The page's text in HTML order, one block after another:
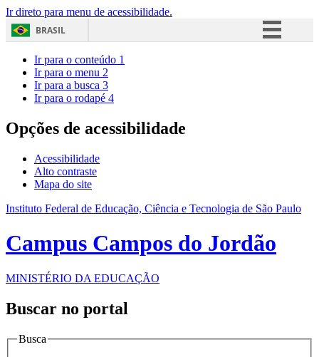
Ir direto para menu de acessibilidade.
BRASIL
Acesso à informação
Ir para o conteúdo 1
Ir para o menu 2
Ir para a busca 3
Ir para o rodapé 4
Opções de acessibilidade
Acessibilidade
Alto contraste
Mapa do site
Instituto Federal de Educação, Ciência e Tecnologia de São Paulo
Campus Campos do Jordão
MINISTÉRIO DA EDUCAÇÃO
Buscar no portal
Busca